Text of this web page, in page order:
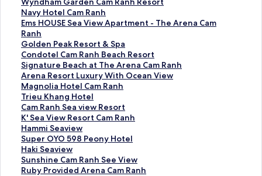
n
d
K
N
P
a
r
a
d
i
s
e
C
a
m
R
m
R
a
n
h
的
連
結
n
a
C
a
m
r
a
n
h
N
h
a
t
r
a
n
a
n
h
O
c
e
a
n
v
i
e
w
的
連
結
h
B
e
a
c
h
R
e
s
o
r
t
N
h
a
T
a
v
i
e
w
A
p
a
r
t
m
e
n
t
i
n
i
e
w
C
a
m
R
a
n
h
的
連
結
e
s
t
a
y
T
h
u
y
T
h
u
的
連
結
e
L
a
g
o
o
n
C
a
m
R
a
n
h
-
Y
y
n
d
h
a
m
G
a
r
d
e
n
C
a
m
R
Navy Hotel Cam Ranh
N
a
v
y
H
o
t
e
l
C
a
m
R
a
n
h
Ems HOUSE Sea View Apartment - The Arena Cam
Ranh
E
m
s
H
O
U
S
E
S
e
a
V
i
e
w
Golden Peak Resort & Spa
G
o
l
d
e
n
P
e
a
k
R
e
s
Condotel Cam Ranh Beach Resort
C
o
n
d
o
t
e
l
C
a
m
R
Signature Beach at The Arena Cam Ranh
S
i
g
n
a
t
u
r
e
B
e
Arena Resort Luxury With Ocean View
A
r
e
n
a
R
e
s
o
r
Magnolia Hotel Cam Ranh
M
a
g
n
o
l
i
a
H
Trieu Khang Hotel
T
r
i
e
u
K
h
a
Cam Ranh Sea view Resort
C
a
m
R
a
n
h
K' Sea View Resort Cam Ranh
K
'
S
e
a
V
Hammi Seaview
H
a
m
m
i
Super OYO 598 Peony Hotel
S
u
p
e
Haki Seaview
H
a
k
Sunshine Cam Ranh See View
S
u
Ruby Provided Arena Cam Ranh
R